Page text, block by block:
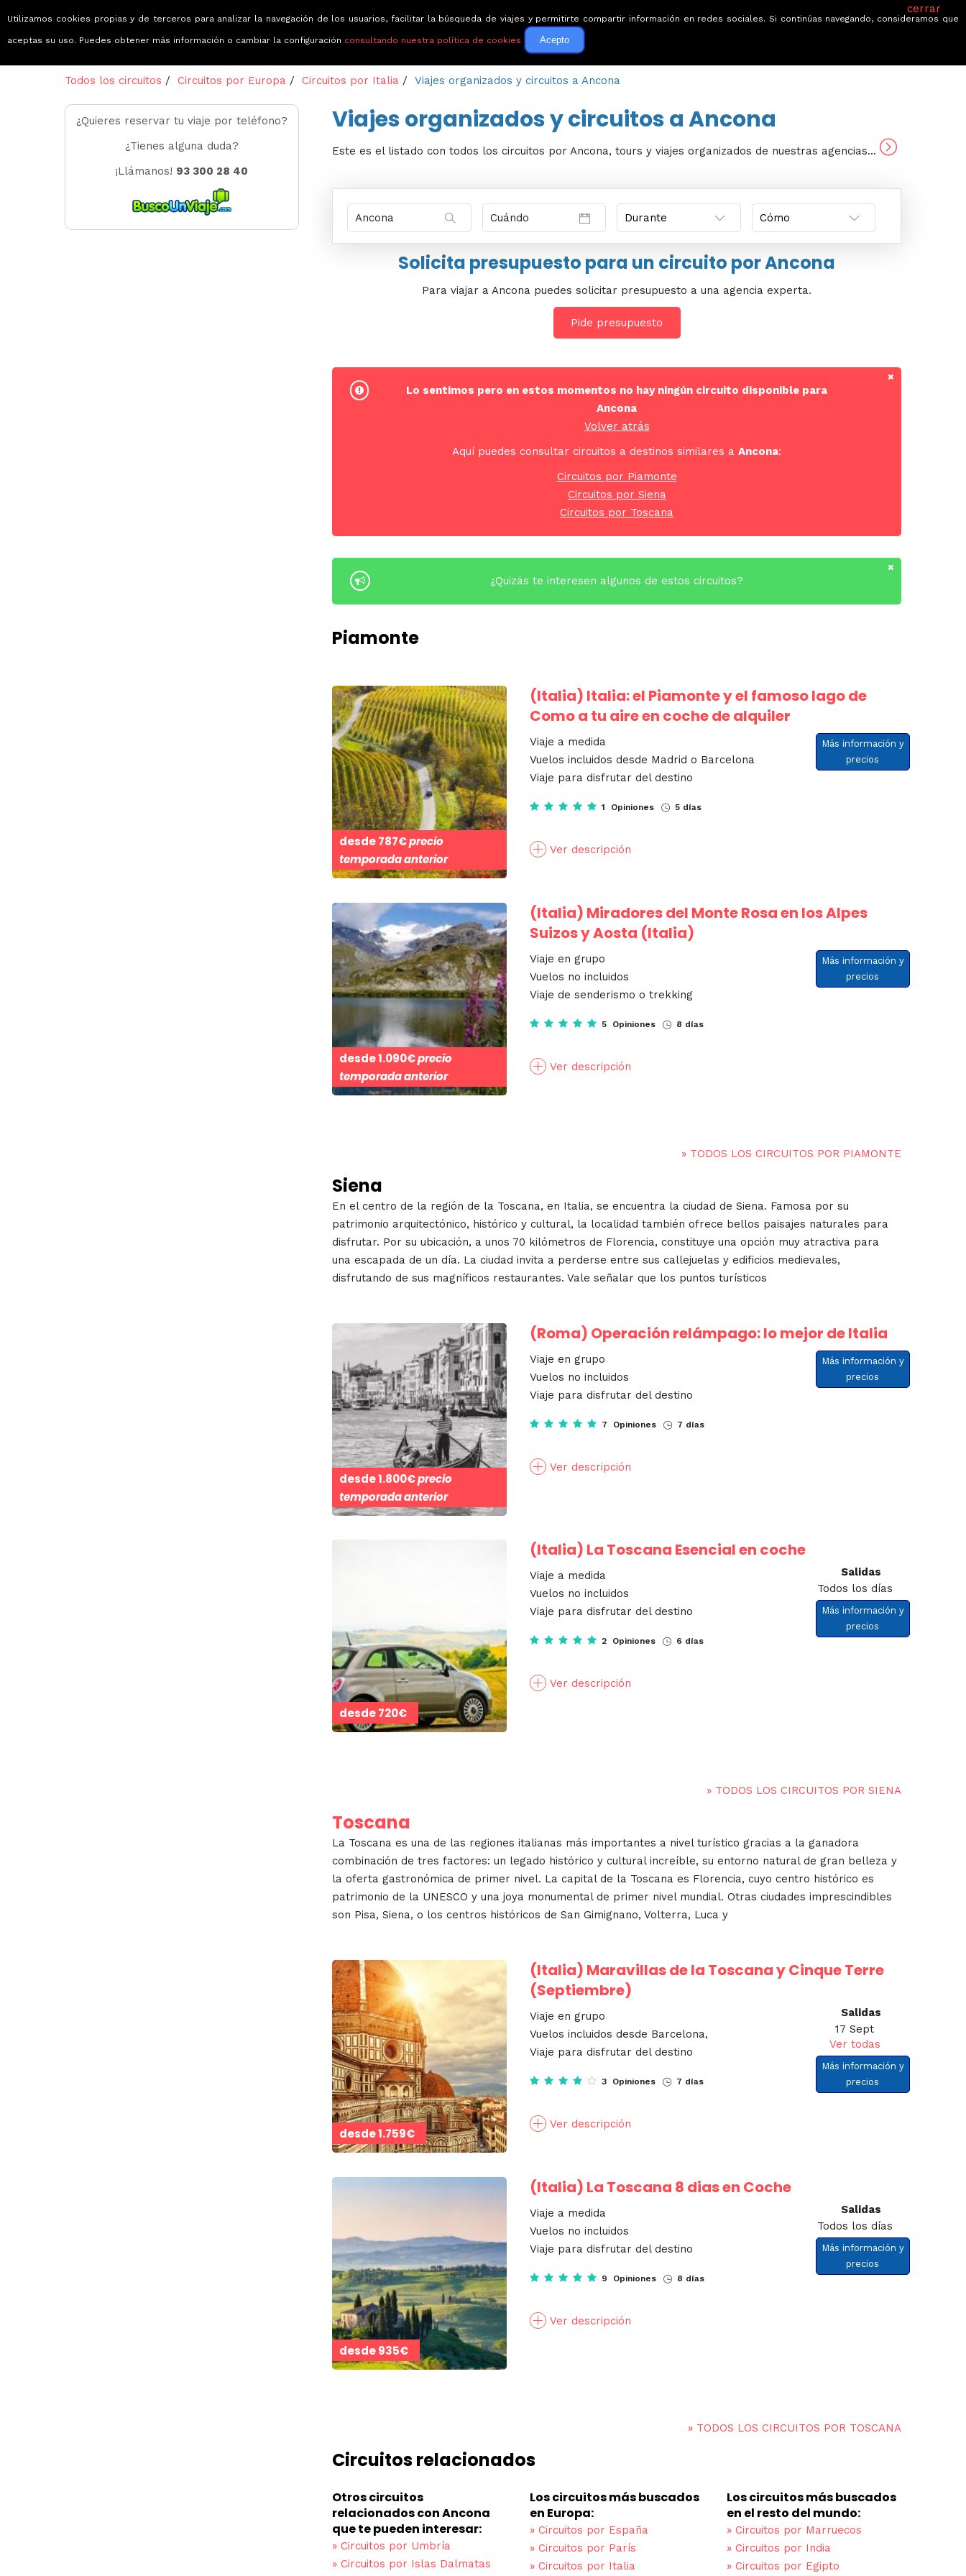
Viajes que emocionan
Circuitos Guías de viaje Ofertas Blog Quiénes somos
Todos los circuitos / Circuitos por Europa / Circuitos por Italia / Viajes organizados y circuitos a Ancona
Viajes organizados y circuitos a Ancona
Este es el listado con todos los circuitos por Ancona, tours y viajes organizados de nuestras agencias...
Solicita presupuesto para un circuito por Ancona
Para viajar a Ancona puedes solicitar presupuesto a una agencia experta.
Pide presupuesto
Lo sentimos pero en estos momentos no hay ningún circuito disponible para
Ancona
Volver atrás
Aquí puedes consultar circuitos a destinos similares aAncona:
Circuitos por Piamonte
Circuitos por Siena
Circuitos por Toscana
¿Quizás te interesen algunos de estos circuitos?
Piamonte
desde787€precio
temporada anterior
(Italia) Italia: el Piamonte y el famoso lago de
Como a tu aire en coche de alquiler
Viaje a medida
Vuelos incluidos desde Madrid o Barcelona
Viaje para disfrutar del destino
1 Opiniones 5 días
Ver descripción
Más información y
precios
desde1.090€precio
temporada anterior
(Italia) Miradores del Monte Rosa en los Alpes
Suizos y Aosta (Italia)
Viaje en grupo
Vuelos no incluidos
Viaje de senderismo o trekking
5 Opiniones 8 días
Ver descripción
Más información y
precios
» TODOS LOS CIRCUITOS POR PIAMONTE
Siena
En el centro de la región de la Toscana, en Italia, se encuentra la ciudad de Siena. Famosa por su
patrimonio arquitectónico, histórico y cultural, la localidad también ofrece bellos paisajes naturales para
disfrutar. Por su ubicación, a unos 70 kilómetros de Florencia, constituye una opción muy atractiva para
una escapada de un día. La ciudad invita a perderse entre sus callejuelas y edificios medievales,
disfrutando de sus magníficos restaurantes. Vale señalar que los puntos turísticos
desde1.800€precio
temporada anterior
(Roma) Operación relámpago: lo mejor de Italia
Viaje en grupo
Vuelos no incluidos
Viaje para disfrutar del destino
7 Opiniones 7 días
Ver descripción
Más información y
precios
desde720€
(Italia) La Toscana Esencial en coche
Viaje a medida
Vuelos no incluidos
Viaje para disfrutar del destino
2 Opiniones 6 días
Ver descripción
Salidas
Todos los días
Más información y
precios
» TODOS LOS CIRCUITOS POR SIENA
Toscana
La Toscana es una de las regiones italianas más importantes a nivel turístico gracias a la ganadora
combinación de tres factores: un legado histórico y cultural increíble, su entorno natural de gran belleza y
la oferta gastronómica de primer nivel. La capital de la Toscana es Florencia, cuyo centro histórico es
patrimonio de la UNESCO y una joya monumental de primer nivel mundial. Otras ciudades imprescindibles
son Pisa, Siena, o los centros históricos de San Gimignano, Volterra, Luca y
desde1.759€
(Italia) Maravillas de la Toscana y Cinque Terre
(Septiembre)
Viaje en grupo
Vuelos incluidos desde Barcelona,
Viaje para disfrutar del destino
3 Opiniones 7 días
Ver descripción
Salidas
17 Sept
Ver todas
Más información y
precios
desde935€
(Italia) La Toscana 8 dias en Coche
Viaje a medida
Vuelos no incluidos
Viaje para disfrutar del destino
9 Opiniones 8 días
Ver descripción
Salidas
Todos los días
Más información y
precios
» TODOS LOS CIRCUITOS POR TOSCANA
Circuitos relacionados
Otros circuitos
relacionados con Ancona
que te pueden interesar:
» Circuitos por Umbría
» Circuitos por Islas Dalmatas
Los circuitos más buscados
en Europa:
»Circuitos por España
»Circuitos por París
»Circuitos por Italia
Los circuitos más buscados
en el resto del mundo:
» Circuitos por Marruecos
» Circuitos por India
» Circuitos por Egipto
¿Quieres reservar tu viaje por teléfono?
¿Tienes alguna duda?
¡Llámanos! 93 300 28 40
cerrar
Utilizamos cookies propias y de terceros para analizar la navegación de los usuarios, facilitar la búsqueda de viajes y permitirte compartir información en redes sociales. Si continúas navegando, consideramos que
aceptas su uso. Puedes obtener más información o cambiar la configuración consultando nuestra política de cookies Acepto